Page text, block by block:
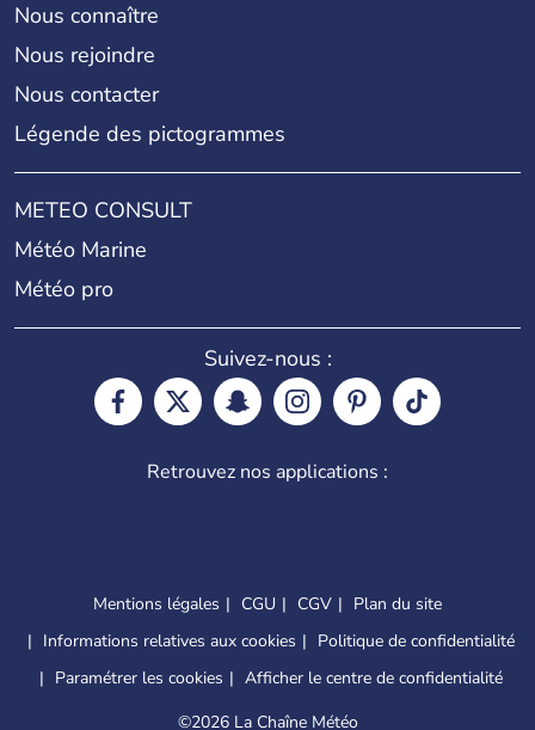
Nous connaître
Nous rejoindre
Nous contacter
Légende des pictogrammes
METEO CONSULT
Météo Marine
Météo pro
Suivez-nous :
Retrouvez nos applications :
Mentions légales CGU CGV
Plan du site
Informations relatives aux cookies
Politique de confidentialité
Paramétrer les cookies
Afficher le centre de confidentialité
©2026 La Chaîne Météo